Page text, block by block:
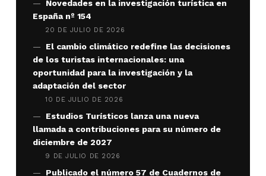
Novedades en la investigación turística en
España nº 154
20 DE JULIO DE 2026
El cambio climático redefine las decisiones
de los turistas internacionales: una
oportunidad para la investigación y la
adaptación del sector
10 DE JULIO DE 2026
Estudios Turísticos lanza una nueva
llamada a contribuciones para su número de
diciembre de 2027
9 DE JULIO DE 2026
Publicado el número 57 de Cuadernos de